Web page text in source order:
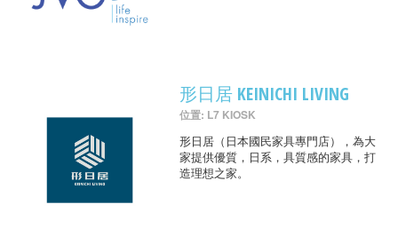
形日居 KEINICHI LIVING
位置: L7 KIOSK
形日居（日本國民家具專門店），為大
家提供優質，日系，具質感的家具，打
造理想之家。